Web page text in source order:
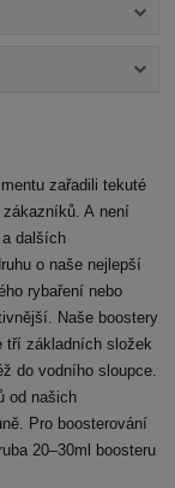
zařadili tekuté
A není
dalších
o naše nejlepší
rybaření nebo
Naše boostery
tří základních složek
do vodního sloupce.
od našich
Pro boosterování
20–30ml boosteru